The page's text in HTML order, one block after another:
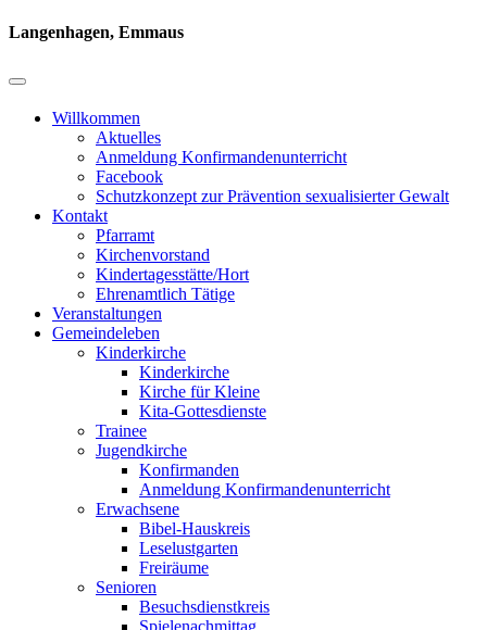
Langenhagen, Emmaus
Willkommen
Aktuelles
Anmeldung Konfirmandenunterricht
Facebook
Schutzkonzept zur Prävention sexualisierter Gewalt
Kontakt
Pfarramt
Kirchenvorstand
Kindertagesstätte/Hort
Ehrenamtlich Tätige
Veranstaltungen
Gemeindeleben
Kinderkirche
Kinderkirche
Kirche für Kleine
Kita-Gottesdienste
Trainee
Jugendkirche
Konfirmanden
Anmeldung Konfirmandenunterricht
Erwachsene
Bibel-Hauskreis
Leselustgarten
Freiräume
Senioren
Besuchsdienstkreis
Spielenachmittag